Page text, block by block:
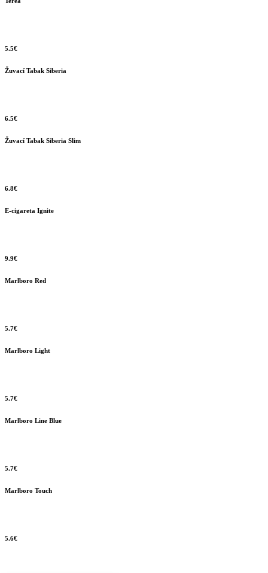
5.5€
Žuvací Tabak Siberia
6.5€
Žuvací Tabak Siberia Slim
6.8€
E-cigareta Ignite
9.9€
Marlboro Red
5.7€
Marlboro Light
5.7€
Marlboro Line Blue
5.7€
Marlboro Touch
5.6€